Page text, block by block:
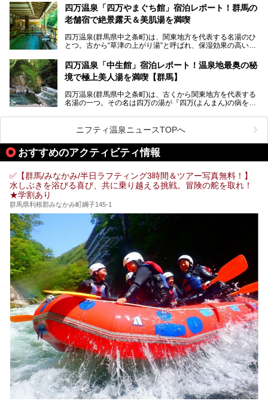
も多いかもしれません。
そこで筆者である私が実際に行ってみました！万座温泉の楽
しみ方や周辺の観光地を解説します。
また、日帰り入浴できる温泉から混浴可能な温泉まで、おす
すめの入浴施設もご紹介します！
四万温泉「四万やまぐち館」宿泊レポート！群馬の
老舗宿で絶景露天＆美肌湯を満喫
四万温泉(群馬県中之条町)は、関東地方を代表する名湯のひ
とつ。古から“草津の上がり湯”と呼ばれ、保湿効果の高い美
「四万やまぐち館」は、この地を代表する旅館の一つ。日帰
り入浴も可能ですが、やはり宿泊してじっくり楽しむのがベ
肌湯をはじめ、館内の魅力をたっぷりとご紹介します！
四万温泉「中生館」宿泊レポート！温泉地最奥の秘
境で極上美人湯を満喫【群馬】
四万温泉(群馬県中之条町)は、古くから関東地方を代表する
名湯の一つ。その名は四万の湯が『四万(よんまん)の病を癒
観光客で賑わう人気温泉地です。
「中生館」は四万温泉最奥に位置し、秘境感漂う老舗宿。泉
質の良さ(特に美人湯効果)に定評があり、知る人ぞ知る穴場
的存在です。今回は筆者自ら宿泊し、自慢の温泉をはじめ食
事・客室・共有スペースなど、宿の全貌を徹底紹介します。
ニフティ温泉ニュースTOPへ
おすすめのアクティビティ情報
✅【群馬/みなかみ/半日ラフティング3時間＆ツアー写真無料！】
水しぶきを浴びる喜び、共に乗り越える挑戦。冒険の舵を取れ！
★学割あり
群馬県利根郡みなかみ町綱子145-1